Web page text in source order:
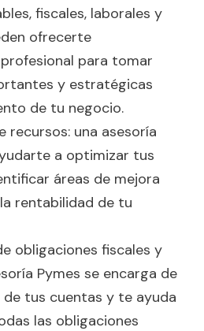
fiscales, laborales y
ofrecerte
para tomar
y estratégicas
de tu negocio.
recursos: una asesoría
a optimizar tus
áreas de mejora
rentabilidad de tu
obligaciones fiscales y
Pymes se encarga de
tus cuentas y te ayuda
las obligaciones